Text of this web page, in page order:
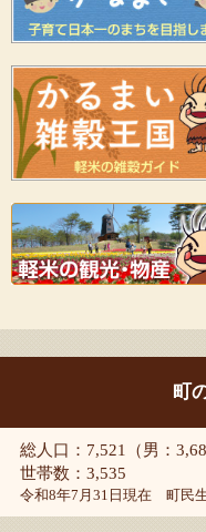
町
総人口：7,521（男：
世帯数：3,535
令和8年7月31日現在 町民